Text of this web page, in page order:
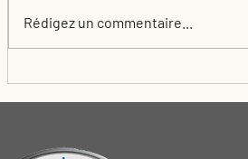
Rédigez un commentaire...